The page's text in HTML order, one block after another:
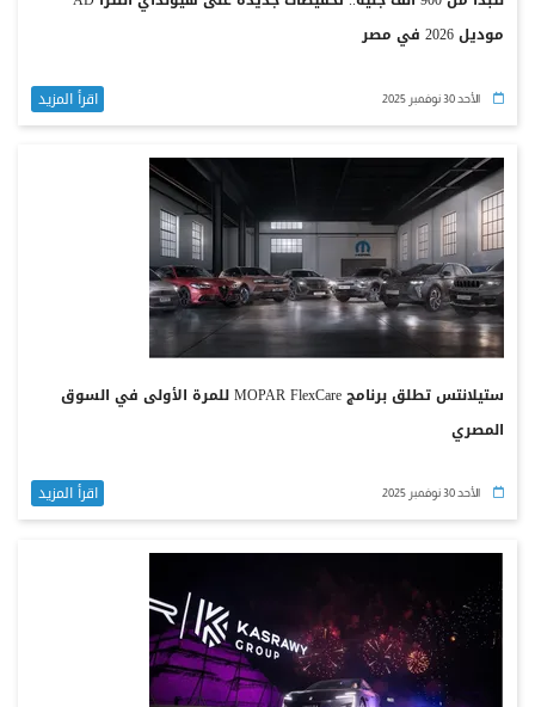
موديل 2026 في مصر
الأحد 30 نوفمبر 2025 اقرأ المزيد
ستيلانتس تطلق برنامج MOPAR FlexCare للمرة الأولى في السوق
المصري
الأحد 30 نوفمبر 2025 اقرأ المزيد